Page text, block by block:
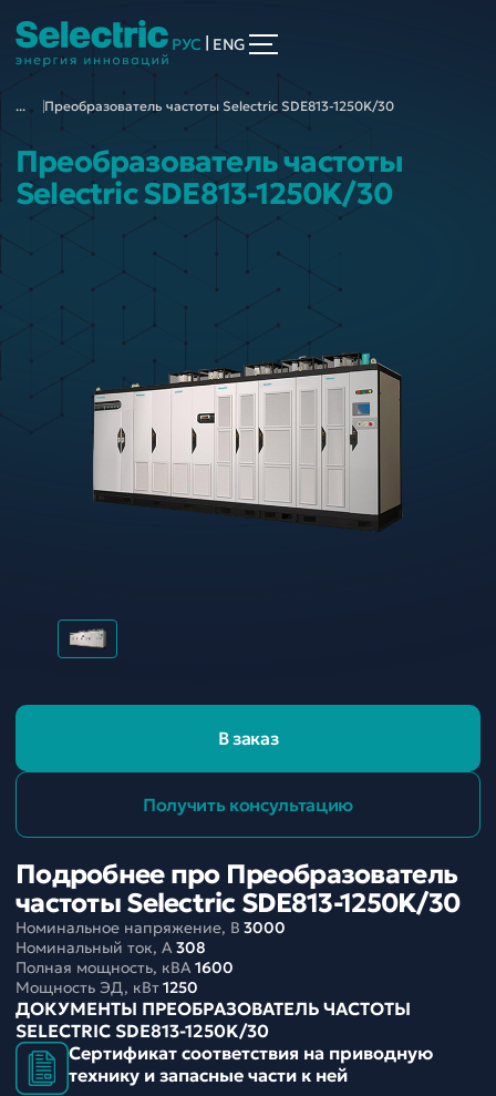
РУС ENG
... Преобразователь частоты Selectric SDE813-1250K/30
Преобразователь частоты
Selectric SDE813-1250K/30
В заказ
Получить консультацию
Подробнее про Преобразователь
частоты Selectric SDE813-1250K/30
Номинальное напряжение, В 3000
Номинальный ток, A308
Полная мощность, кВА1600
Мощность ЭД, кВт1250
ДОКУМЕНТЫ ПРЕОБРАЗОВАТЕЛЬ ЧАСТОТЫ
SELECTRIC SDE813-1250K/30
Сертификат соответствия на приводную
технику и запасные части к ней